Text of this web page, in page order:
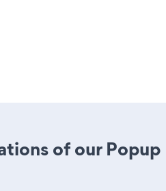
of our Popup